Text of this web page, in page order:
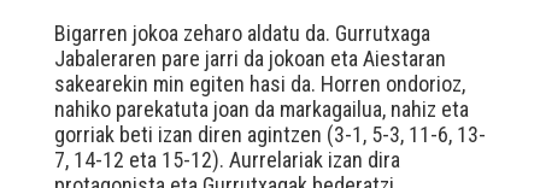
Bigarren jokoa zeharo aldatu da. Gurrutxaga
Jabaleraren pare jarri da jokoan eta Aiestaran
sakearekin min egiten hasi da. Horren ondorioz,
nahiko parekatuta joan da markagailua, nahiz eta
gorriak beti izan diren agintzen (3-1, 5-3, 11-6, 13-
7, 14-12 eta 15-12). Aurrelariak izan dira